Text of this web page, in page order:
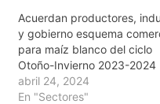
Acuerdan productores,
y gobierno esquema
para maíz blanco del ciclo
Otoño-Invierno 2023-2024
abril 24, 2024
En "Sectores"